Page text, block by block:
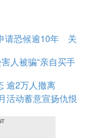
请恐候逾10年 关
人被骗“亲自买手
逾2万人撤离
动蓄意宣扬仇恨